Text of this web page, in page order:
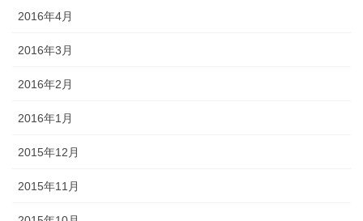
2016年4月
2016年3月
2016年2月
2016年1月
2015年12月
2015年11月